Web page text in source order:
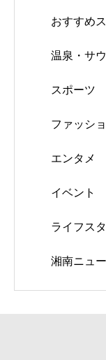
おすすめ
温泉・サ
スポーツ
ファッシ
エンタメ
イベント
ライフス
湘南ニュ